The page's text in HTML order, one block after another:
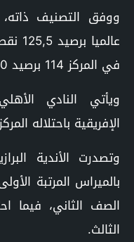
في المركز 114 برصيد 120 نقطة.
ويأتي النادي
الإفريقية باحتلاله المركز 21 عالميا برصيد 196
وتصدرت الأندية
بالميراس المرتبة
الصف الثاني، فيما
الثالث.